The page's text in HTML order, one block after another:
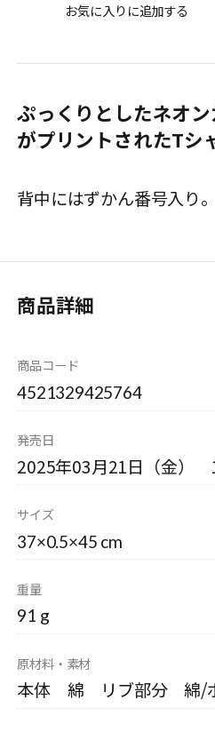
お気に入りに追加する
ぷっくりとしたネオ
がプリントされたTシ
背中にはずかん番号入り。
商品詳細
商品コード
4521329425764
発売日
2025年03月21日（金）
サイズ
37×0.5×45 cm
重量
91 g
原材料・素材
本体 綿 リブ部分 綿/